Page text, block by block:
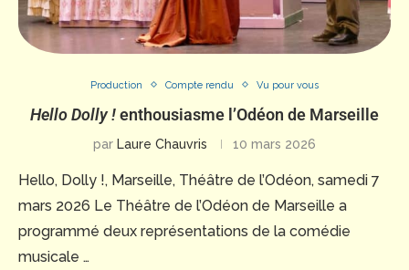
Production Compte rendu Vu pour vous
Hello Dolly !enthousiasme l’Odéon de Marseille
par Laure Chauvris 10 mars 2026
Hello, Dolly !, Marseille, Théâtre de l’Odéon, samedi 7
mars 2026 Le Théâtre de l’Odéon de Marseille a
programmé deux représentations de la comédie
musicale …